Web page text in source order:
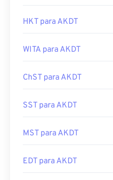
HKT para AKDT
WITA para AKDT
ChST para AKDT
SST para AKDT
MST para AKDT
EDT para AKDT